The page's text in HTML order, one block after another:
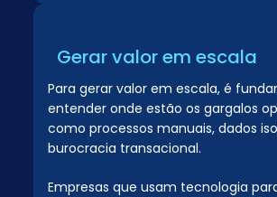
Gerar valor em escala
Para gerar valor em escala, é
entender onde estão os gargalos
como processos manuais, dados
burocracia transacional.
Empresas que usam tecnologia